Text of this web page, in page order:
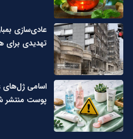
عادی‌سازی
تهدیدی برای
اسامی
پوست منتشر